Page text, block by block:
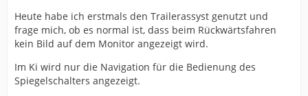
Heute habe ich erstmals den Trailerassyst genutzt und
frage mich, ob es normal ist, dass beim Rückwärtsfahren
kein Bild auf dem Monitor angezeigt wird.
Im Ki wird nur die Navigation für die Bedienung des
Spiegelschalters angezeigt.